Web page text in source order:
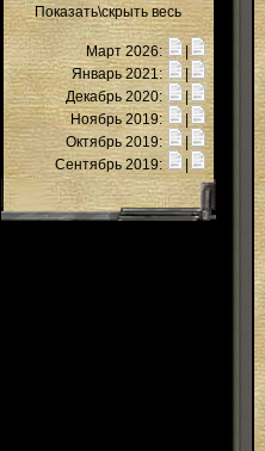
Показать\скрыть весь
Март 2026:
Январь 2021:
|
Декабрь 2020:
Ноябрь 2019:
Октябрь 2019:
Сентябрь 2019: